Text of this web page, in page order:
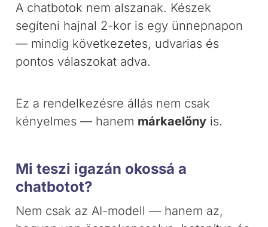
A chatbotok nem alszanak. Készek
segíteni hajnal 2-kor is egy ünnepnapon
— mindig következetes, udvarias és
pontos válaszokat adva.
Ez a rendelkezésre állás nem csak
kényelmes — hanem márkaelőny is.
Mi teszi igazán okossá a
chatbotot?
Nem csak az AI-modell — hanem az,